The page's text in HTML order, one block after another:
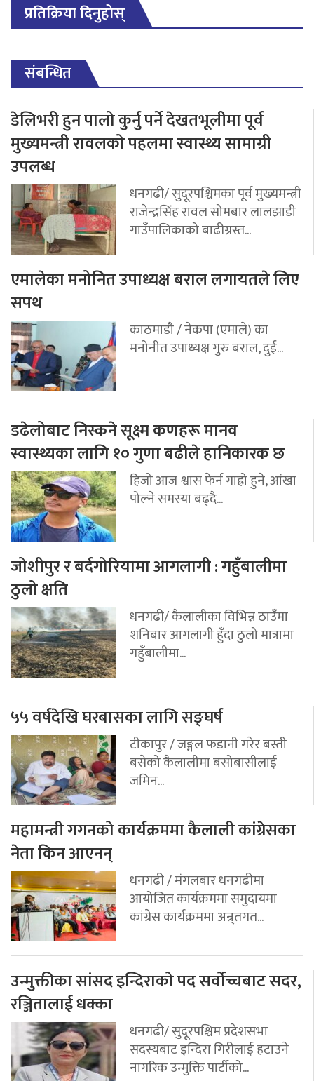
प्रतिक्रिया दिनुहोस्
संबन्धित
डेलिभरी हुन पालो कुर्नु पर्ने देखतभूलीमा पूर्व
मुख्यमन्त्री रावलको पहलमा स्वास्थ्य सामाग्री
उपलब्ध
धनगढी/ सुदूरपश्चिमका पूर्व मुख्यमन्त्री
राजेन्द्रसिंह रावल सोमबार लालझाडी
गाउँपालिकाको बाढीग्रस्त...
एमालेका मनोनित उपाध्यक्ष बराल लगायतले लिए
सपथ
काठमाडौ / नेकपा (एमाले) का
मनोनीत उपाध्यक्ष गुरु बराल, दुई...
डढेलोबाट निस्कने सूक्ष्म कणहरू मानव
स्वास्थ्यका लागि १० गुणा बढीले हानिकारक छ
हिजो आज श्वास फेर्न गाह्रो हुने, आंखा
पोल्ने समस्या बढ्दै...
जोशीपुर र बर्दगोरियामा आगलागी : गहुँबालीमा
ठुलो क्षति
धनगढी/ कैलालीका विभिन्न ठाउँमा
शनिबार आगलागी हुँदा ठुलो मात्रामा
गहुँबालीमा...
५५ वर्षदेखि घरबासका लागि सङ्घर्ष
टीकापुर / जङ्गल फडानी गरेर बस्ती
बसेको कैलालीमा बसोबासीलाई
जमिन...
महामन्त्री गगनको कार्यक्रममा कैलाली कांग्रेसका
नेता किन आएनन्
धनगढी / मंगलबार धनगढीमा
आयोजित कार्यक्रममा समुदायमा
कांग्रेस कार्यक्रममा अन्र्तगत...
उन्मुक्तीका सांसद इन्दिराको पद सर्वोच्चबाट सदर,
रञ्जितालाई धक्का
धनगढी/ सुदूरपश्चिम प्रदेशसभा
सदस्यबाट इन्दिरा गिरीलाई हटाउने
नागरिक उन्मुक्ति पार्टीको...